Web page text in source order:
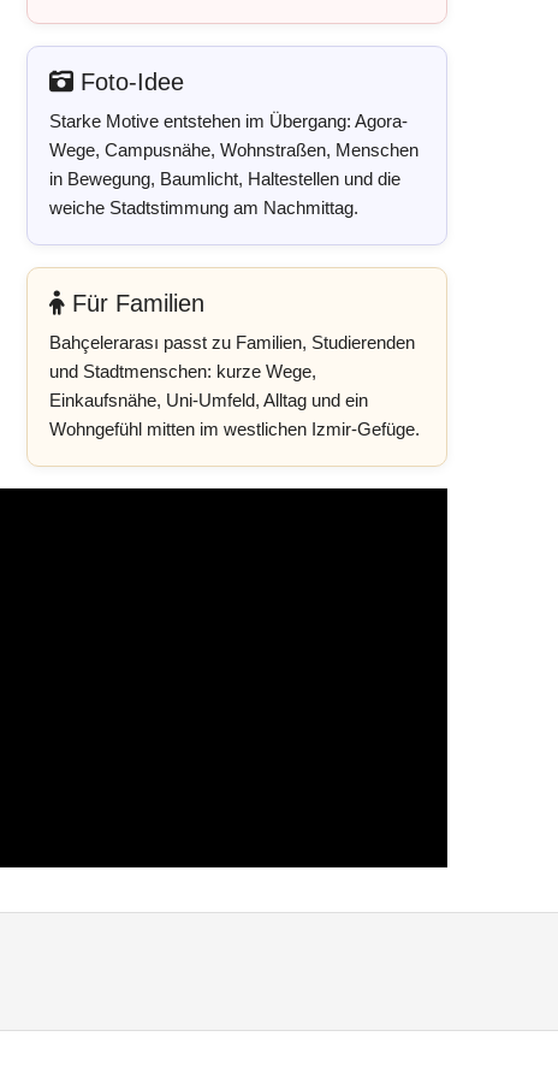
Foto-Idee
Starke Motive entstehen im Übergang: Agora-
Wege, Campusnähe, Wohnstraßen, Menschen
in Bewegung, Baumlicht, Haltestellen und die
weiche Stadtstimmung am Nachmittag.
Für Familien
Bahçelerarası passt zu Familien, Studierenden
und Stadtmenschen: kurze Wege,
Einkaufsnähe, Uni-Umfeld, Alltag und ein
Wohngefühl mitten im westlichen Izmir-Gefüge.